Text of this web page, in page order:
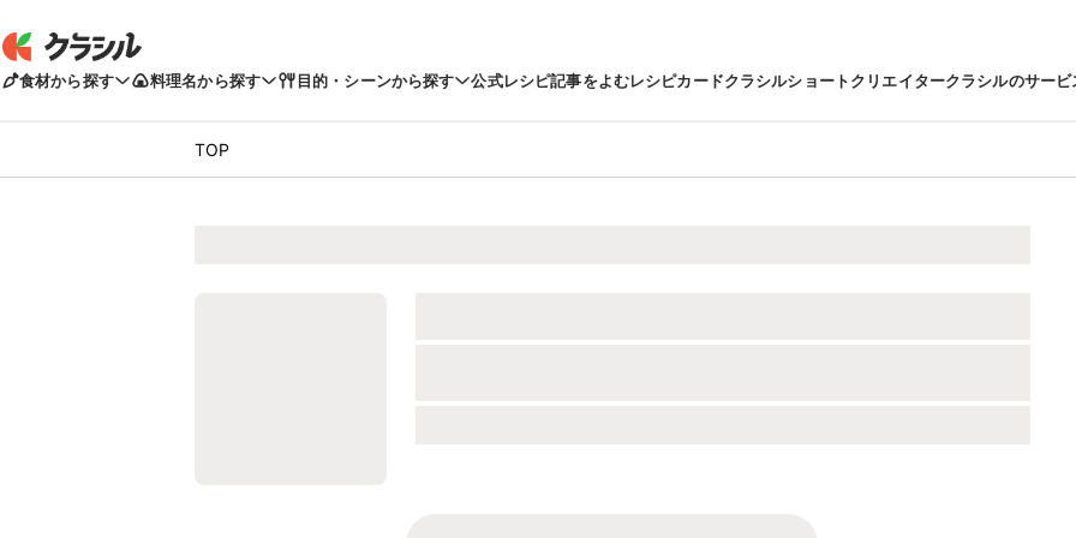
食材から探す 料理名から探す 目的・シーンから探す 公式レシピ記事をよむレシピカードクラシルショートクリエイタークラシルのサービ
TOP